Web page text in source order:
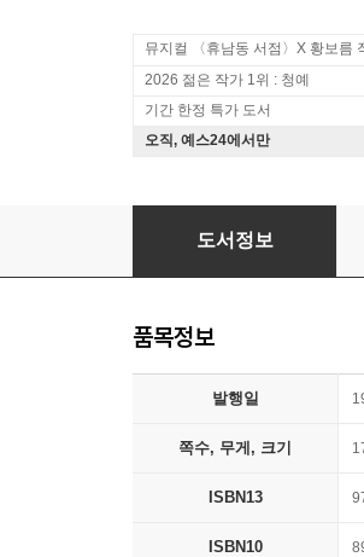
2026 젊은 작가 1위 : 청예
기간 한정 특가 도서
오직, 예스24에서만
앙드레 말로
도서정보
품목정보
발행일
쪽수, 무게, 크기
ISBN13
ISBN10